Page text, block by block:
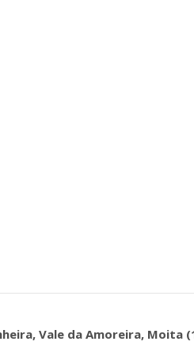
Vale da Amoreira, Moita